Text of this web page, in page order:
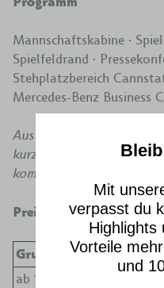
Mannschaftskabine ·
Spielfeldrand ·
Stehplatzbereich
Mercedes-Benz Business
Aus Sicherheits- und
kurzfristig zu Sperrungen
kommen.
Preise
Gruppengröße
ab 15 Personen
Mit
verpasst du
Highlights
Vorteile
und